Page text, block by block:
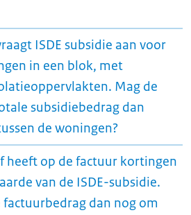
ISDE subsidie aan voor
in een blok, met
Mag de
subsidiebedrag dan
de woningen?
heeft op de factuur kortingen
van de ISDE-subsidie.
dan nog om